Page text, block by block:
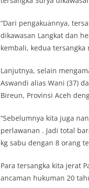
“Dari pengakuannya,
dikawasan Langkat dan
kembali, kedua
Lanjutnya, selain
Aswandi alias Wani (37)
Bireun, Provinsi Aceh
“Sebelumnya kita juga
perlawanan . Jadi total
kg sabu dengan 8 orang
Para tersangka kita jerat
ancaman hukuman 20